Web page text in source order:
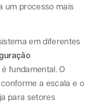
um processo mais
em diferentes
fundamental. O
a escala e o
para setores